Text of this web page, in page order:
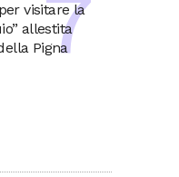
visitare la
allestita
Pigna